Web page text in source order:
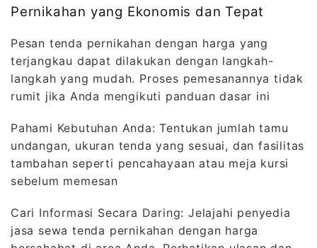
Pernikahan yang Ekonomis dan Tepat
Pesan tenda pernikahan dengan harga yang
terjangkau dapat dilakukan dengan langkah-
langkah yang mudah. Proses pemesanannya tidak
rumit jika Anda mengikuti panduan dasar ini
Pahami Kebutuhan Anda: Tentukan jumlah tamu
undangan, ukuran tenda yang sesuai, dan fasilitas
tambahan seperti pencahayaan atau meja kursi
sebelum memesan
Cari Informasi Secara Daring: Jelajahi penyedia
jasa sewa tenda pernikahan dengan harga